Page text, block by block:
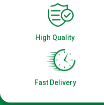
High Quality
Fast Delivery